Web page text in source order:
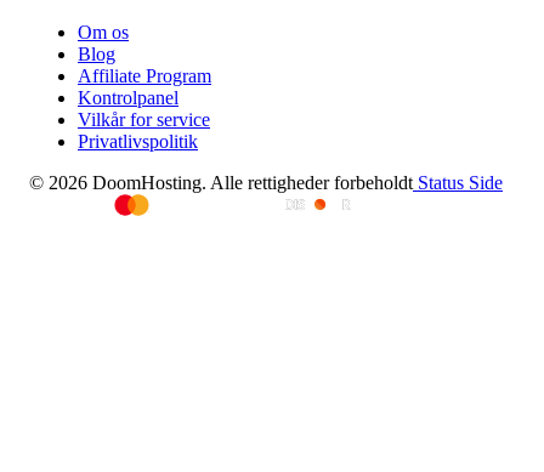
Om os
Blog
Affiliate Program
Kontrolpanel
Vilkår for service
Privatlivspolitik
© 2026 DoomHosting. Alle rettigheder forbeholdt Status Side